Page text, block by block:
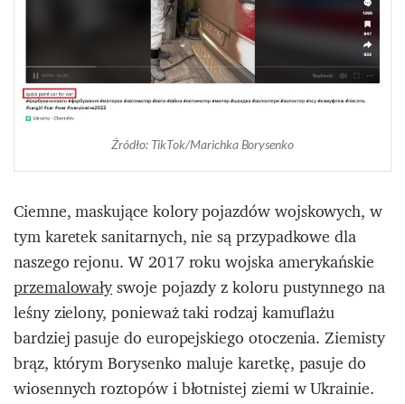
Źródło: TikTok/Marichka Borysenko
Ciemne, maskujące kolory pojazdów wojskowych, w
tym karetek sanitarnych, nie są przypadkowe dla
naszego rejonu. W 2017 roku wojska amerykańskie
przemalowałyswoje pojazdy z koloru pustynnego na
leśny zielony, ponieważ taki rodzaj kamuflażu
bardziej pasuje do europejskiego otoczenia. Ziemisty
brąz, którym Borysenko maluje karetkę, pasuje do
wiosennych roztopów i błotnistej ziemi w Ukrainie.